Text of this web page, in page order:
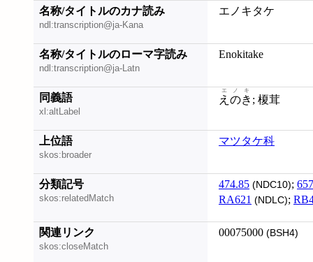
名称/タイトルのカナ読み
ndl:transcription@ja-Kana
エノキタケ
名称/タイトルのローマ字読み
ndl:transcription@ja-Latn
Enokitake
同義語
xl:altLabel
えのき
エノキ
; 榎茸
上位語
skos:broader
マツタケ科
分類記号
skos:relatedMatch
474.85 (NDC10);
RA621 (NDLC);
関連リンク
skos:closeMatch
00075000 (BSH4)